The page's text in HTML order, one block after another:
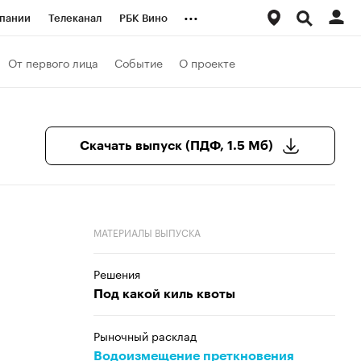
Телеканал РБК Вино
Бизнес
...
От первого лица Событие О проекте
Скачать выпуск (ПДФ, 1.5 Мб)
МАТЕРИАЛЫ ВЫПУСКА
Решения
Под какой киль квоты
Рыночный расклад
Водоизмещение преткновения